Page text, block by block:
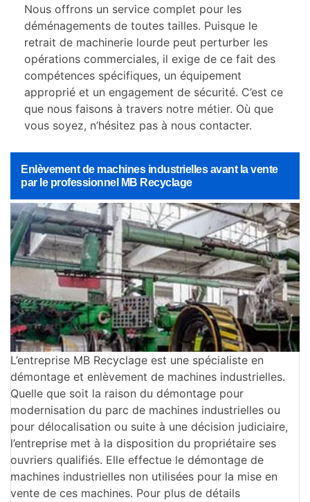
Enlèvement de machines industrielles avant la vente
par le professionnel MB Recyclage
L’entreprise MB Recyclage est une spécialiste en
démontage et enlèvement de machines industrielles.
Quelle que soit la raison du démontage pour
modernisation du parc de machines industrielles ou
pour délocalisation ou suite à une décision judiciaire,
l’entreprise met à la disposition du propriétaire ses
ouvriers qualifiés. Elle effectue le démontage de
machines industrielles non utilisées pour la mise en
vente de ces machines. Pour plus de détails
Nous offrons un service complet pour les
déménagements de toutes tailles. Puisque le
retrait de machinerie lourde peut perturber les
opérations commerciales, il exige de ce fait des
compétences spécifiques, un équipement
approprié et un engagement de sécurité. C’est ce
que nous faisons à travers notre métier. Où que
vous soyez, n’hésitez pas à nous contacter.